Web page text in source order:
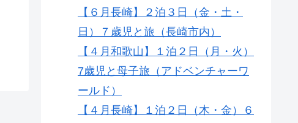
【６月長崎】２泊３日（金・土・
日）７歳児と旅（長崎市内）
【４月和歌山】１泊２日（月・火）
7歳児と母子旅（アドベンチャーワ
ールド）
【４月長崎】１泊２日（木・金）６